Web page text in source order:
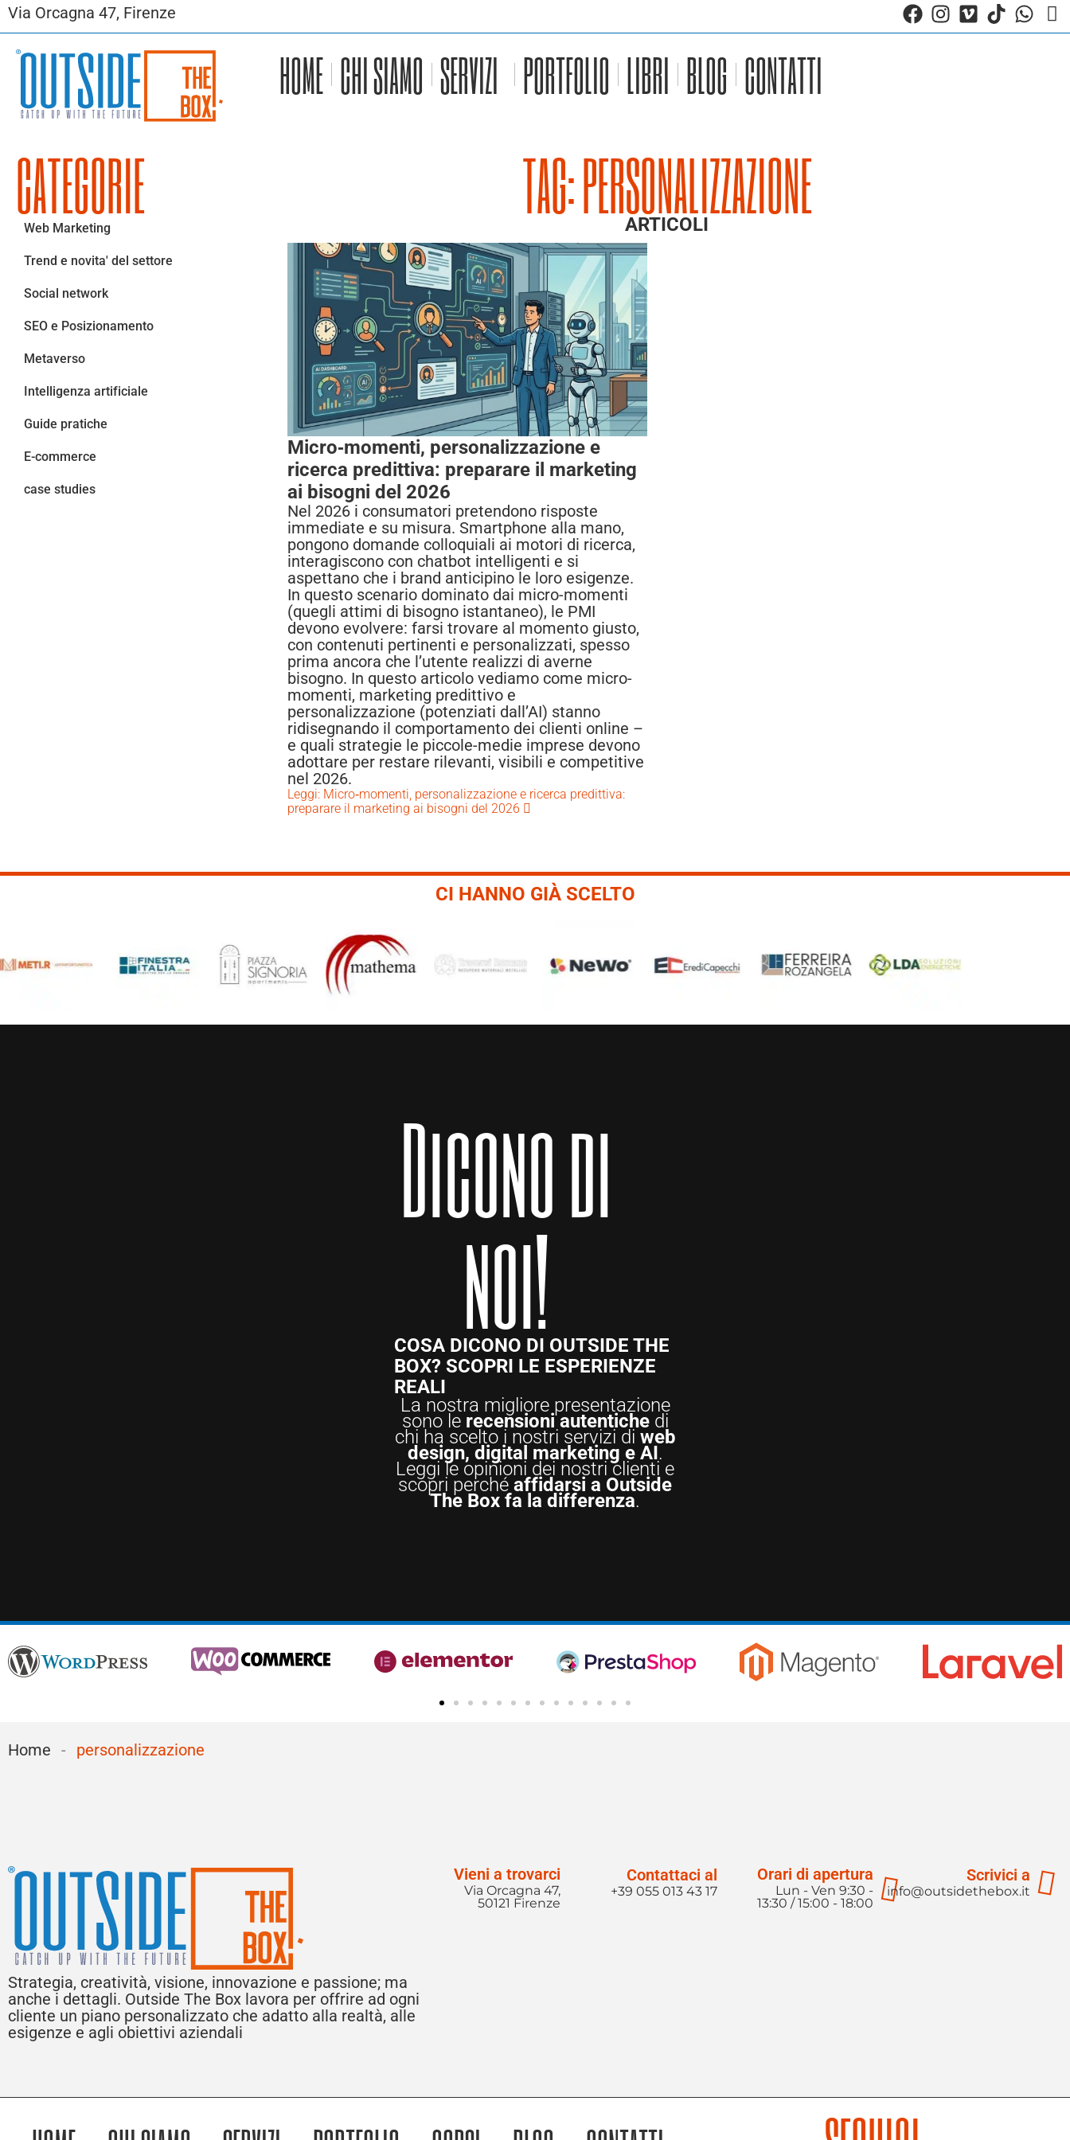
Via Orcagna 47, Firenze
HOME CHI SIAMO SERVIZI PORTFOLIO LIBRI BLOG CONTATTI
TAG: PERSONALIZZAZIONE
ARTICOLI
Micro‑momenti, personalizzazione e
ricerca predittiva: preparare il marketing
ai bisogni del 2026
Nel 2026 i consumatori pretendono risposte
immediate e su misura. Smartphone alla mano,
pongono domande colloquiali ai motori di ricerca,
interagiscono con chatbot intelligenti e si
aspettano che i brand anticipino le loro esigenze.
In questo scenario dominato dai micro-momenti
(quegli attimi di bisogno istantaneo), le PMI
devono evolvere: farsi trovare al momento giusto,
con contenuti pertinenti e personalizzati, spesso
prima ancora che l’utente realizzi di averne
bisogno. In questo articolo vediamo come micro-
momenti, marketing predittivo e
personalizzazione (potenziati dall’AI) stanno
ridisegnando il comportamento dei clienti online –
e quali strategie le piccole-medie imprese devono
adottare per restare rilevanti, visibili e competitive
nel 2026.
Leggi: Micro‑momenti, personalizzazione e ricerca predittiva:
preparare il marketing ai bisogni del 2026
CATEGORIE
Web Marketing
Trend e novita' del settore
Social network
SEO e Posizionamento
Metaverso
Intelligenza artificiale
Guide pratiche
E-commerce
case studies
CI HANNO GIÀ SCELTO
Dicono di
noi!
COSA DICONO DI OUTSIDE THE
BOX? SCOPRI LE ESPERIENZE
REALI
La nostra migliore presentazione
sono le recensioni autentichedi
chi ha scelto i nostri servizi di web
design, digital marketing e AI.
Leggi le opinioni dei nostri clienti e
scopri perché affidarsi a Outside
The Box fa la differenza.
Home - personalizzazione
Strategia, creatività, visione, innovazione e passione; ma
anche i dettagli. Outside The Box lavora per offrire ad ogni
cliente un piano personalizzato che adatto alla realtà, alle
esigenze e agli obiettivi aziendali
Vieni a trovarci
Via Orcagna 47,
50121 Firenze
Contattaci al
+39 055 013 43 17
Orari di apertura
Lun - Ven 9:30 -
13:30 / 15:00 - 18:00
Scrivici a
info@outsidethebox.it